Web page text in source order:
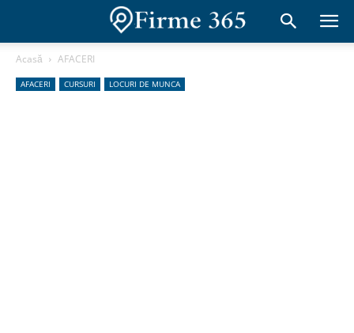
Acasă AFACERI
AFACERI CURSURI LOCURI DE MUNCA